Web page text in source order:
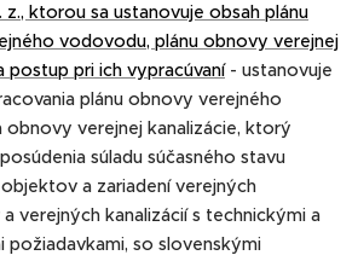
z., ktorou sa ustanovuje obsah plánu
vodovodu, plánu obnovy verejnej
postup pri ich vypracúvaní- ustanovuje
plánu obnovy verejného
verejnej kanalizácie, ktorý
súladu súčasného stavu
a zariadení verejných
verejných kanalizácií s technickými a
požiadavkami, so slovenskými